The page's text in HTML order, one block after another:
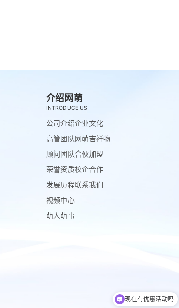
介绍网萌
INTRODUCE US
公司介绍
高管团队
顾问团队
荣誉资质
发展历程
视频中心
萌人萌事
企业文化
网萌吉祥物
合伙加盟
校企合作
联系我们
现在有优惠活动吗